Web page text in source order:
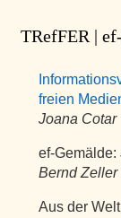
TRefFER |
freien
Joana Cotar
ef-
Bernd Zeller
Aus der